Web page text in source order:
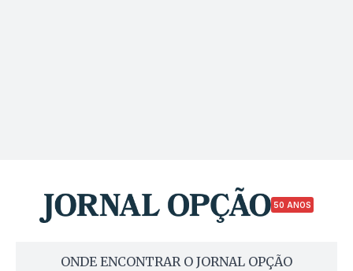
50 ANOS
ONDE ENCONTRAR O JORNAL OPÇÃO